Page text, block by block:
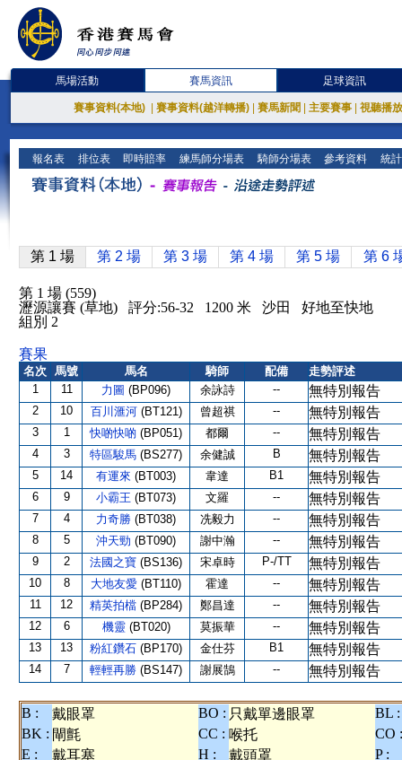
馬場活動 賽馬資訊 足球資訊
賽事資料(本地) 賽事資料(越洋轉播) 賽馬新聞 主要賽事 視聽播
報名表 排位表 即時賠率 練馬師分場表 騎師分場表 參考資料 統
第 1 場 第 2 場 第 3 場 第 4 場 第 5 場 第 6
第 1 場 (559)
瀝源讓賽 (草地) 評分:56-32 1200 米 沙田 好地至快地
組別 2
賽果
名次 馬號 馬名 騎師 配備
走勢評述
1
11 力圖 (BP096) 余詠詩 -- 無特別報告
2 10 百川滙河 (BT121) 曾超祺 -- 無特別報告
3 1 快啲快啲 (BP051) 都爾 -- 無特別報告
4 3 特區駿馬 (BS277) 余健誠 B 無特別報告
5 14 有運來 (BT003) 韋達 B1 無特別報告
6 9 小霸王 (BT073) 文羅 -- 無特別報告
7 4 力奇勝 (BT038) 冼毅力 -- 無特別報告
8 5 沖天勁 (BT090) 謝中瀚 -- 無特別報告
9 2 法國之寶 (BS136) 宋卓時 P-/TT 無特別報告
10 8 大地友愛 (BT110) 霍達 -- 無特別報告
11 12 精英拍檔 (BP284) 鄭昌達 -- 無特別報告
12 6 機靈 (BT020) 莫振華 -- 無特別報告
13 13 粉紅鑽石 (BP170) 金仕芬 B1 無特別報告
14 7 輕輕再勝 (BS147) 謝展鵠 -- 無特別報告
B : 戴眼罩 BO : 只戴單邊眼罩
BL :
BK : 閘氈 CC : 喉托
CO :
E :
戴耳塞 H : 戴頭罩
P :